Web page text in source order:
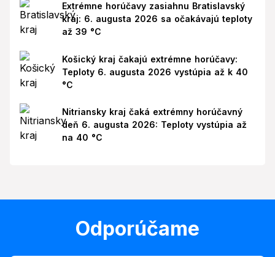
Extrémne horúčavy zasiahnu Bratislavský
kraj: 6. augusta 2026 sa očakávajú teploty
až 39 °C
Košický kraj čakajú extrémne horúčavy:
Teploty 6. augusta 2026 vystúpia až k 40
°C
Nitriansky kraj čaká extrémny horúčavný
deň 6. augusta 2026: Teploty vystúpia až
na 40 °C
Odporúčame